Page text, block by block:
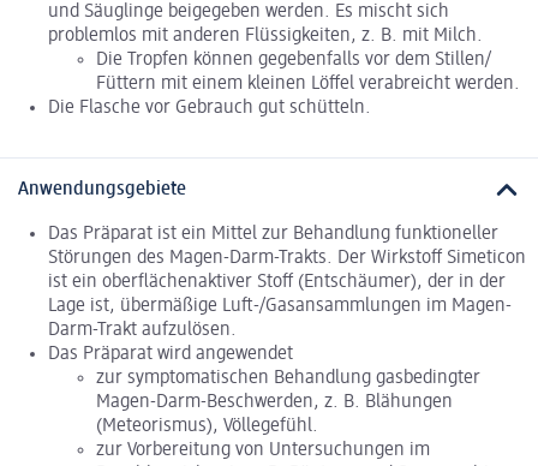
und Säuglinge beigegeben werden. Es mischt sich
problemlos mit anderen Flüssigkeiten, z. B. mit Milch.
Die Tropfen können gegebenfalls vor dem Stillen/
Füttern mit einem kleinen Löffel verabreicht werden.
Die Flasche vor Gebrauch gut schütteln.
Anwendungsgebiete
Das Präparat ist ein Mittel zur Behandlung funktioneller
Störungen des Magen-Darm-Trakts. Der Wirkstoff Simeticon
ist ein oberflächenaktiver Stoff (Entschäumer), der in der
Lage ist, übermäßige Luft-/Gasansammlungen im Magen-
Darm-Trakt aufzulösen.
Das Präparat wird angewendet
zur symptomatischen Behandlung gasbedingter
Magen-Darm-Beschwerden, z. B. Blähungen
(Meteorismus), Völlegefühl.
zur Vorbereitung von Untersuchungen im